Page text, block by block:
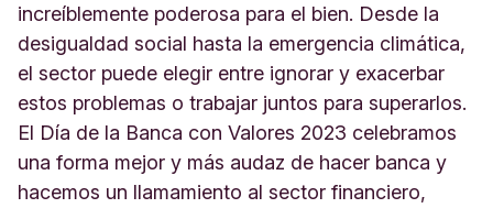
increíblemente poderosa para el bien. Desde la
desigualdad social hasta la emergencia climática,
el sector puede elegir entre ignorar y exacerbar
estos problemas o trabajar juntos para superarlos.
El Día de la Banca con Valores 2023 celebramos
una forma mejor y más audaz de hacer banca y
hacemos un llamamiento al sector financiero,